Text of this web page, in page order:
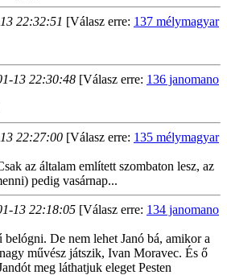
22:32:51 [Válasz erre: 137 mélymagyar
13 22:30:48 [Válasz erre: 136 janomano
22:27:00 [Válasz erre: 135 mélymagyar
az általam említett szombaton lesz, az
pedig vasárnap...
13 22:18:05 [Válasz erre: 134 janomano
De nem lehet Janó bá, amikor a
művész játszik, Ivan Moravec. És ő
meg láthatjuk eleget Pesten